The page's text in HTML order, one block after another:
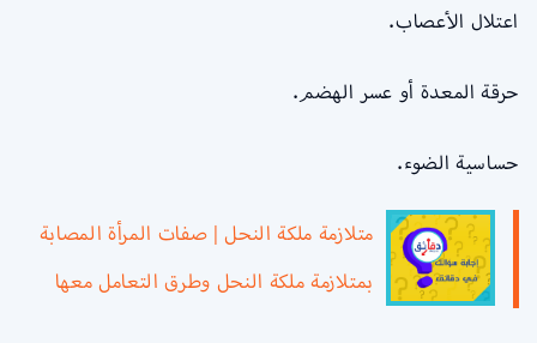
اعتلال الأعصاب.
حرقة المعدة أو عسر الهضم.
حساسية الضوء.
متلازمة ملكة النحل | صفات المرأة المصابة
بمتلازمة ملكة النحل وطرق التعامل معها